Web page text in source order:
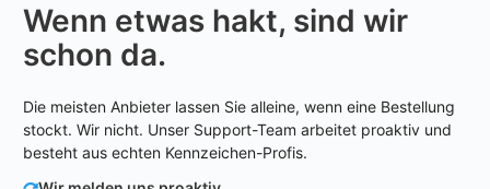
Wenn etwas hakt, sind wir
schon da.
Die meisten Anbieter lassen Sie alleine, wenn eine Bestellung
stockt. Wir nicht. Unser Support-Team arbeitet proaktiv und
besteht aus echten Kennzeichen-Profis.